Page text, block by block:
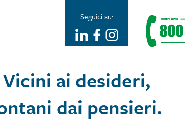
Vicini ai desideri,
dai pensieri.
Seguici su: